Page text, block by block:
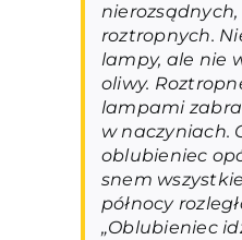
roztropnych.
lampy, ale nie
oliwy.
lampami
w naczyniach.
oblubieniec
snem
północy
„Oblubieniec